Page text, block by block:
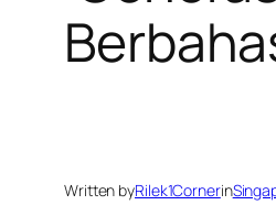
Written byRilek1Cornerin